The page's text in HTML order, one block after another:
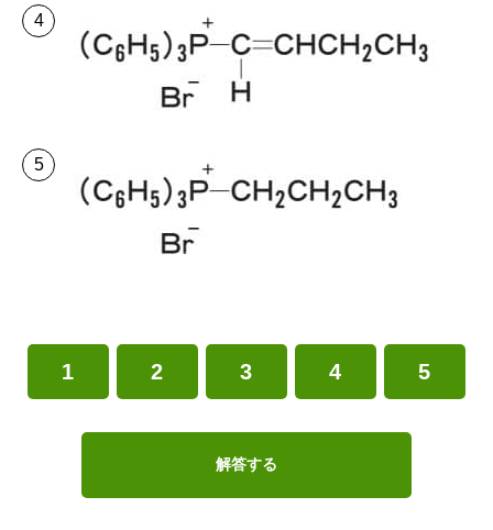
1 2 3 4 5
解答する